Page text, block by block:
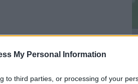
My Personal Information
to third parties, or processing of your